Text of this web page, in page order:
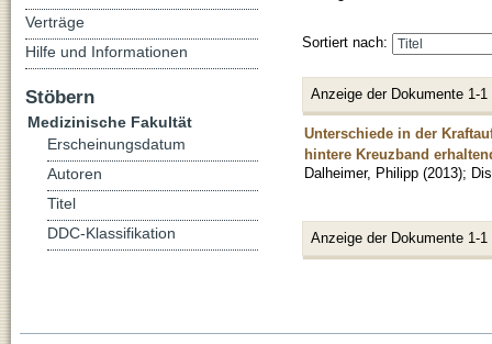
Sortiert nach:
Anzeige der Dokumente 1-1
Unterschiede in der
hintere Kreuzband
Dalheimer, Philipp (2013);
Anzeige der Dokumente 1-1
Verträge
Hilfe und Informationen
Stöbern
Medizinische Fakultät
Erscheinungsdatum
Autoren
Titel
DDC-Klassifikation